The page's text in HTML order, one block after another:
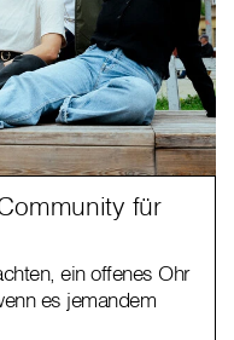
für
ein offenes Ohr
es jemandem